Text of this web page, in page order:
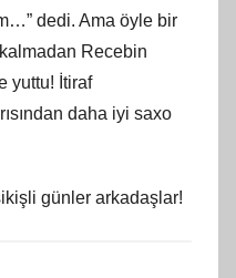
dedi. Ama öyle bir
kalmadan Recebin
yuttu! İtiraf
daha iyi saxo
günler arkadaşlar!